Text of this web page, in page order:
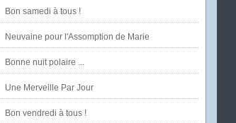
Bon samedi à tous !
Neuvaine pour l'Assomption de Marie
Bonne nuit polaire ...
Une Merveille Par Jour
Bon vendredi à tous !